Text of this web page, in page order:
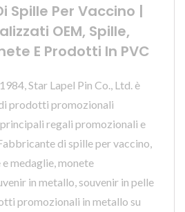
Spille Per Vaccino |
OEM, Spille,
E Prodotti In PVC
Star Lapel Pin Co., Ltd. è
prodotti promozionali
regali promozionali e
di spille per vaccino,
medaglie, monete
in metallo, souvenir in pelle
promozionali in metallo su